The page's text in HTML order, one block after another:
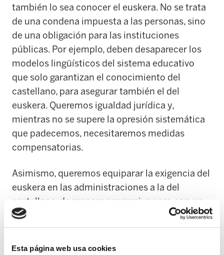
Esta página web usa cookies
también lo sea conocer el euskera. No se trata
de una condena impuesta a las personas, sino
de una obligación para las instituciones
públicas. Por ejemplo, deben desaparecer los
modelos lingüísticos del sistema educativo
que solo garantizan el conocimiento del
castellano, para asegurar también el del
euskera. Queremos igualdad jurídica y,
mientras no se supere la opresión sistemática
que padecemos, necesitaremos medidas
compensatorias.
Asimismo, queremos equiparar la exigencia del
euskera en las administraciones a la del
castellano, de manera progresiva pero con un
plazo definido. Antes de ese plazo, las
administraciones deberán proporcionar los
recursos necesarios para que todo el personal